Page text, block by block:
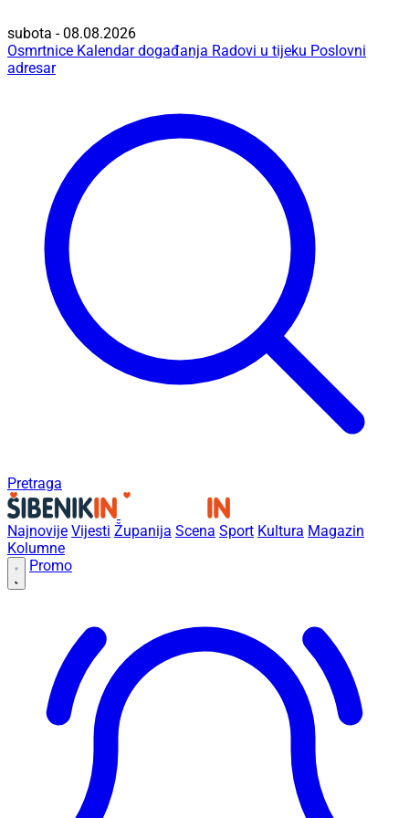
subota - 08.08.2026
Osmrtnice Kalendar događanja Radovi u tijeku Poslovni
adresar
Pretraga
Najnovije Vijesti Županija Scena Sport Kultura Magazin
Kolumne
Promo